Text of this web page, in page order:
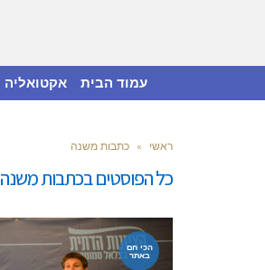
עמוד הבית אקטואליה
ראשי » כתבות משנה
כל הפוסטים בכתבות משנה
הכי חם
באתר